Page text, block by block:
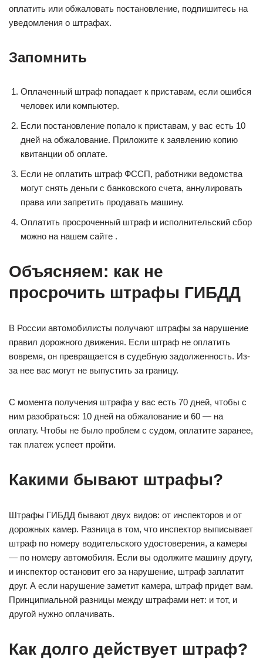
оплатить или обжаловать постановление, подпишитесь на
уведомления о штрафах.
Запомнить
Оплаченный штраф попадает к приставам, если ошибся
человек или компьютер.
Если постановление попало к приставам, у вас есть 10
дней на обжалование. Приложите к заявлению копию
квитанции об оплате.
Если не оплатить штраф ФССП, работники ведомства
могут снять деньги с банковского счета, аннулировать
права или запретить продавать машину.
Оплатить просроченный штраф и исполнительский сбор
можно на нашем сайте .
Объясняем: как не
просрочить штрафы ГИБДД
В России автомобилисты получают штрафы за нарушение
правил дорожного движения. Если штраф не оплатить
вовремя, он превращается в судебную задолженность. Из-
за нее вас могут не выпустить за границу.
С момента получения штрафа у вас есть 70 дней, чтобы с
ним разобраться: 10 дней на обжалование и 60 — на
оплату. Чтобы не было проблем с судом, оплатите заранее,
так платеж успеет пройти.
Какими бывают штрафы?
Штрафы ГИБДД бывают двух видов: от инспекторов и от
дорожных камер. Разница в том, что инспектор выписывает
штраф по номеру водительского удостоверения, а камеры
— по номеру автомобиля. Если вы одолжите машину другу,
и инспектор остановит его за нарушение, штраф заплатит
друг. А если нарушение заметит камера, штраф придет вам.
Принципиальной разницы между штрафами нет: и тот, и
другой нужно оплачивать.
Как долго действует штраф?